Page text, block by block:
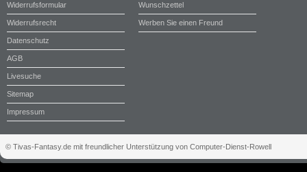
Widerrufsformular
Widerrufsrecht
Datenschutz
AGB
Livesuche
Sitemap
Impressum
Wunschzettel
Werben Sie einen Freund
© Tivas-Fantasy.de mit freundlicher Unterstützung von Computer-Dienst-Rowell